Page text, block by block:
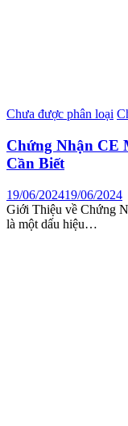
Chưa được phân loại
Chứng Nhận CE
Cần Biết
19/06/202419/06/2024
Giới Thiệu về Chứng
là một dấu hiệu…